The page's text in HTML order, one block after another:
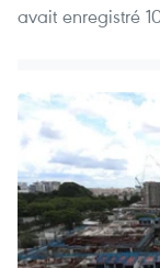
avait enregistré